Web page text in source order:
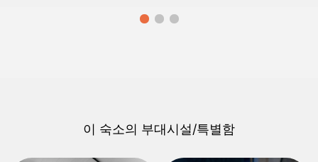
이 숙소의 부대시설/특별함